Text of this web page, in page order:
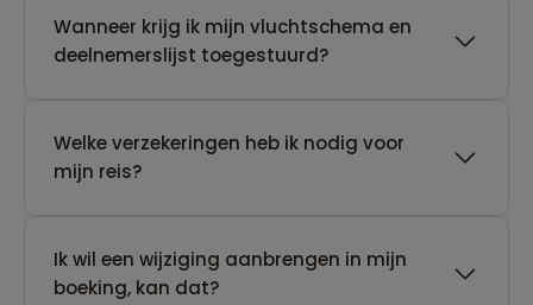
Wanneer krijg ik mijn vluchtschema en
deelnemerslijst toegestuurd?
Welke verzekeringen heb ik nodig voor
mijn reis?
Ik wil een wijziging aanbrengen in mijn
boeking, kan dat?